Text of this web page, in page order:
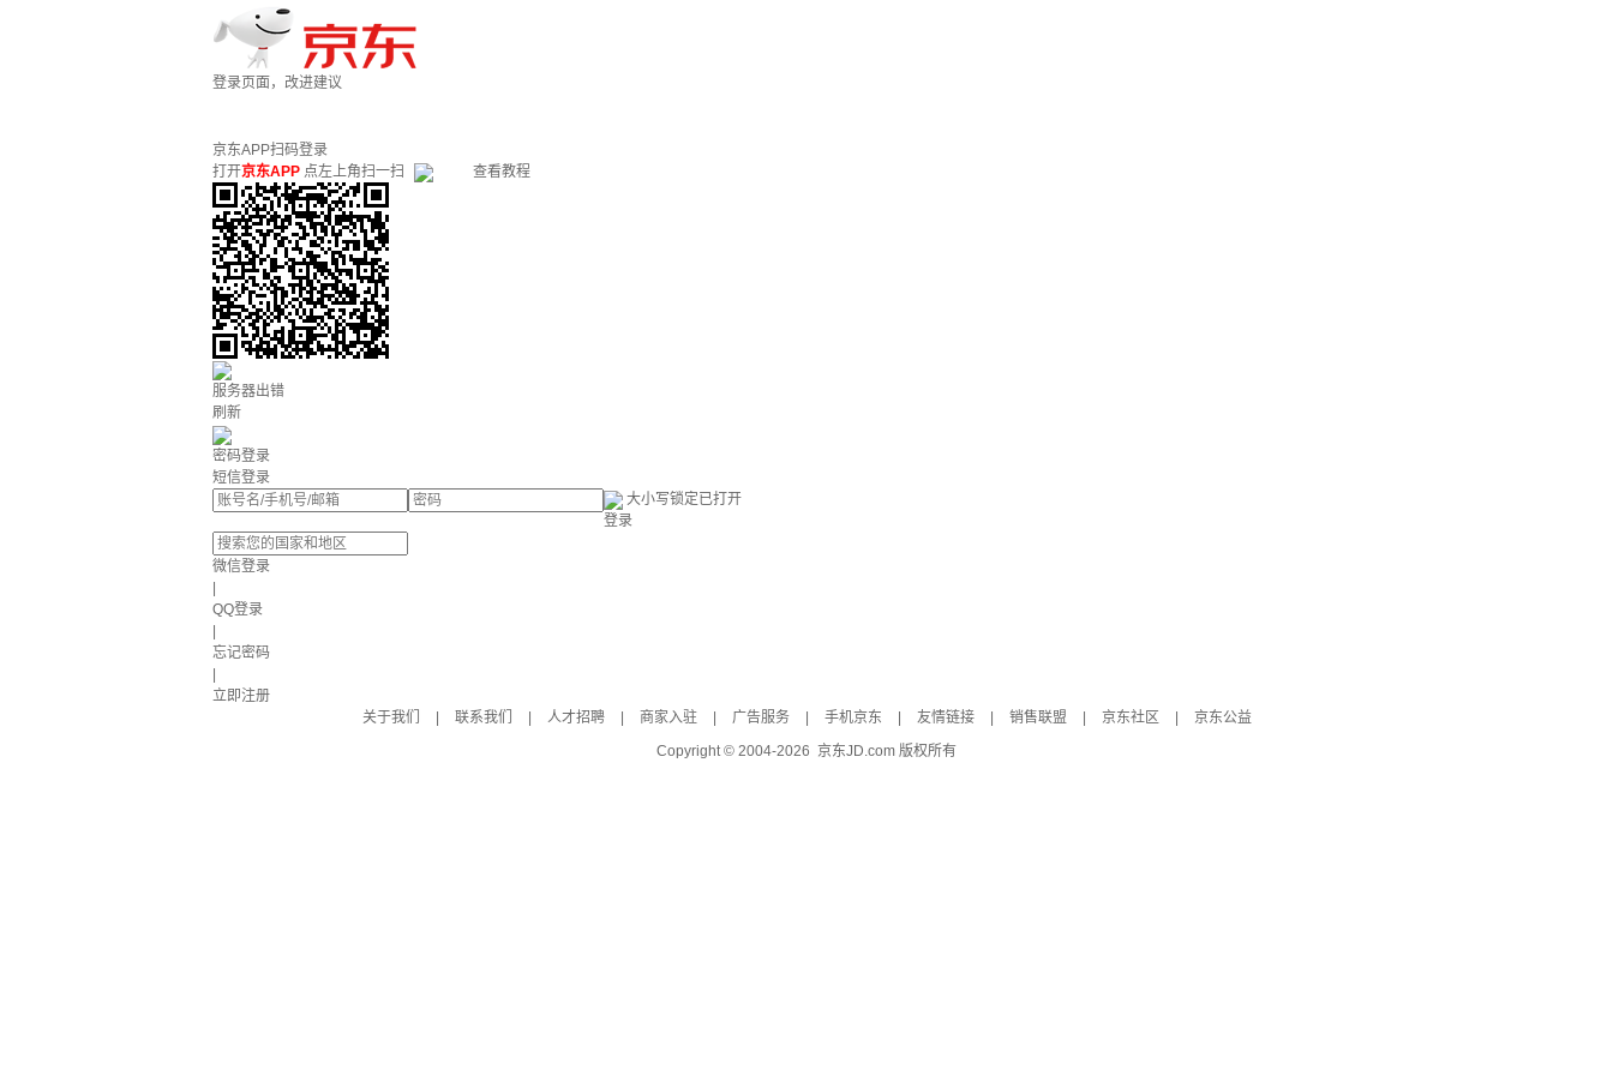
登录页面，改进建议
京东APP扫码登录
打开京东APP 点左上角扫一扫 查看教程
服务器出错
刷新
密码登录
短信登录
大小写锁定已打开
登录
微信登录
QQ登录
忘记密码
立即注册
关于我们
联系我们 人才招聘 商家入驻 广告服务 手机京东 友情链接 销售联盟 京东社区
京东公益
Copyright © 2004-2026 京东JD.com 版权所有